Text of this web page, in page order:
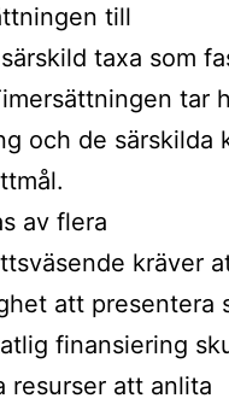
till
taxa som
tar
och de särskilda
av flera
kräver
att presentera
finansiering
resurser att anlita